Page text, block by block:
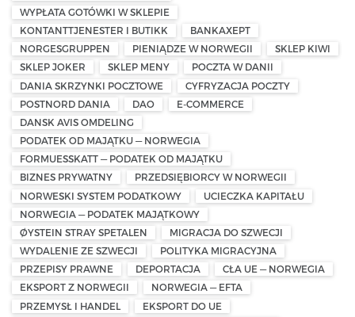
WYPŁATA GOTÓWKI W SKLEPIE
KONTANTTJENESTER I BUTIKK
BANKAXEPT
NORGESGRUPPEN
PIENIĄDZE W NORWEGII
SKLEP KIWI
SKLEP JOKER
SKLEP MENY
POCZTA W DANII
DANIA SKRZYNKI POCZTOWE
CYFRYZACJA POCZTY
POSTNORD DANIA
DAO
E-COMMERCE
DANSK AVIS OMDELING
PODATEK OD MAJĄTKU — NORWEGIA
FORMUESSKATT — PODATEK OD MAJĄTKU
BIZNES PRYWATNY
PRZEDSIĘBIORCY W NORWEGII
NORWESKI SYSTEM PODATKOWY
UCIECZKA KAPITAŁU
NORWEGIA — PODATEK MAJĄTKOWY
ØYSTEIN STRAY SPETALEN
MIGRACJA DO SZWECJI
WYDALENIE ZE SZWECJI
POLITYKA MIGRACYJNA
PRZEPISY PRAWNE
DEPORTACJA
CŁA UE — NORWEGIA
EKSPORT Z NORWEGII
NORWEGIA — EFTA
PRZEMYSŁ I HANDEL
EKSPORT DO UE